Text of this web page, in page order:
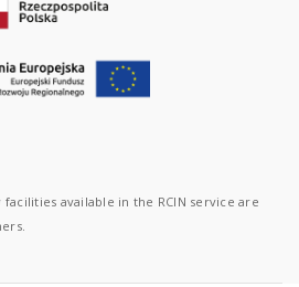
available in the RCIN service are